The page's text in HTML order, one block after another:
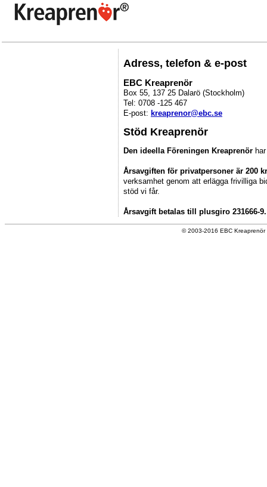
Adress, telefon & e-post
EBC Kreaprenör
Box 55, 137 25 Dalarö (Stockholm)
Tel: 0708 -125 467
E-post: kreaprenor@ebc.se
Stöd Kreaprenör
Den ideella Föreningen Kreaprenör
Årsavgiften för privatpersoner är 200
verksamhet genom att erlägga frivilliga
stöd vi får.
Årsavgift betalas till plusgiro 231666-
© 2003-2016 EBC Kreaprenör